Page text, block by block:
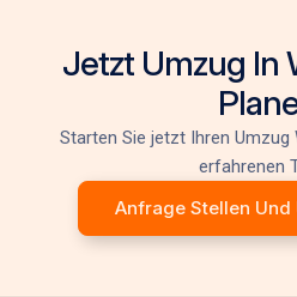
Jetzt Umzug In
Starten Sie jetzt Ihren Umzug
erfahrenen
Anfrage Stellen Und